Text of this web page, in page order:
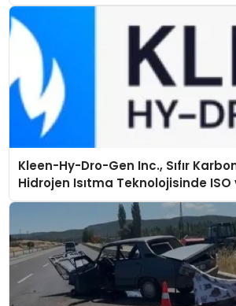
Kleen-Hy-Dro-Gen Inc., Sıfır
Hidrojen Isıtma Teknolojisinde ISO
Düzenleyici Onaylarını Aldı